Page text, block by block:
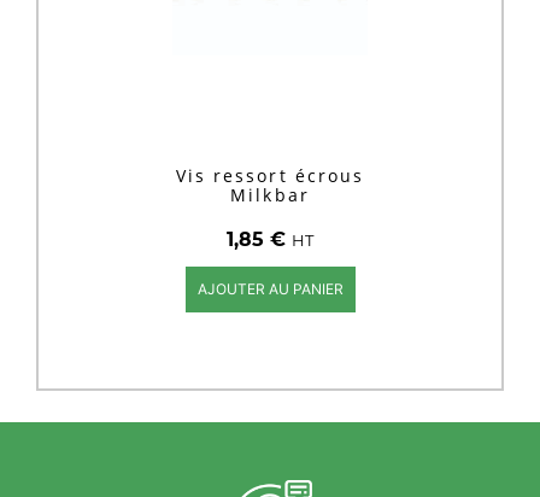
Vis ressort écrous
Milkbar
1,85 € HT
AJOUTER AU PANIER